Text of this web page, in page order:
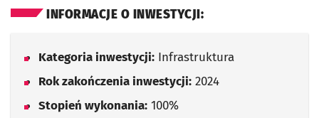
INFORMACJE O INWESTYCJI:
Kategoria inwestycji: Infrastruktura
Rok zakończenia inwestycji: 2024
Stopień wykonania: 100%